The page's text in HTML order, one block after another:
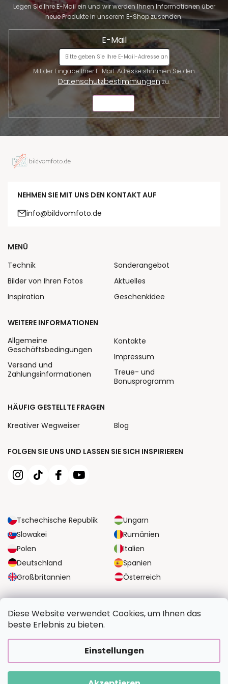
Diese Website verwendet Cookies, um Ihnen das
beste Erlebnis zu bieten.
Einstellungen
Legen Sie Ihre E-Mail ein und wir werden Ihnen Informationen über
neue Produkte in unserem E-Shop zusenden.
E-Mail
Datenschutzbestimmungenzu.
NEHMEN SIE MIT UNS DEN KONTAKT AUF
info@bildvomfoto.de
FOLGEN SIE UNS UND LASSEN SIE SICH INSPIRIEREN
Tschechische Republik
Ungarn
Slowakei
Rumänien
Polen
Italien
Deutschland
Spanien
Großbritannien
Österreich
MENÜ
Technik
Bilder von Ihren Fotos
Inspiration
Sonderangebot
Aktuelles
Geschenkidee
WEITERE INFORMATIONEN
Allgemeine
Geschäftsbedingungen
Versand und
Zahlungsinformationen
Kontakte
Impressum
Treue- und
Bonusprogramm
HÄUFIG GESTELLTE FRAGEN
Kreativer Wegweiser
Blog
SICHERE ZAHLUNGSOPTIONEN